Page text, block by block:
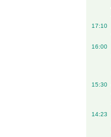
17:10
16:00
15:30
14:23